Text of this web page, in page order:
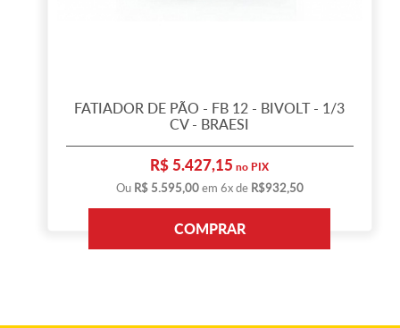
FATIADOR DE PÃO - FB 12 - BIVOLT - 1/3
CV - BRAESI
R$ 5.427,15 no PIX
Ou R$ 5.595,00em 6x de R$932,50
COMPRAR